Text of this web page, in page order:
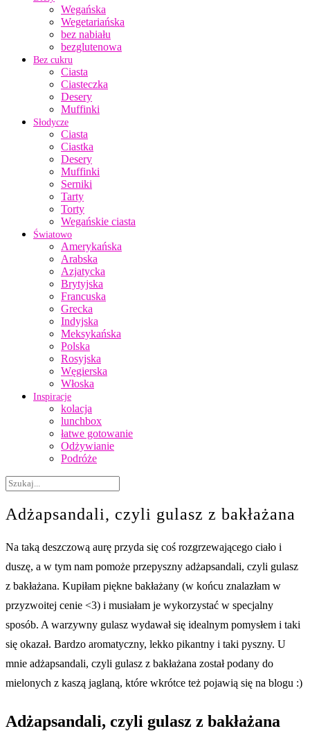
Wegańska
Wegetariańska
bez nabiału
bezglutenowa
Bez cukru
Ciasta
Ciasteczka
Desery
Muffinki
Słodycze
Ciasta
Ciastka
Desery
Muffinki
Serniki
Tarty
Torty
Wegańskie ciasta
Światowo
Amerykańska
Arabska
Azjatycka
Brytyjska
Francuska
Grecka
Indyjska
Meksykańska
Polska
Rosyjska
Węgierska
Włoska
Inspiracje
kolacja
lunchbox
łatwe gotowanie
Odżywianie
Podróże
Adżapsandali, czyli gulasz z bakłażana
Na taką deszczową aurę przyda się coś rozgrzewającego ciało i
duszę, a w tym nam pomoże przepyszny adżapsandali, czyli gulasz
z bakłażana. Kupiłam piękne bakłażany (w końcu znalazłam w
przyzwoitej cenie <3) i musiałam je wykorzystać w specjalny
sposób. A warzywny gulasz wydawał się idealnym pomysłem i taki
się okazał. Bardzo aromatyczny, lekko pikantny i taki pyszny. U
mnie adżapsandali, czyli gulasz z bakłażana został podany do
mielonych z kaszą jaglaną, które wkrótce też pojawią się na blogu :)
Adżapsandali, czyli gulasz z bakłażana